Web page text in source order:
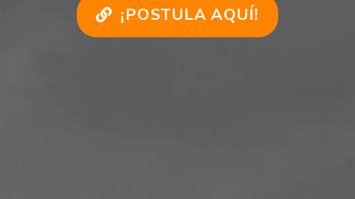
¡POSTULA AQUÍ!